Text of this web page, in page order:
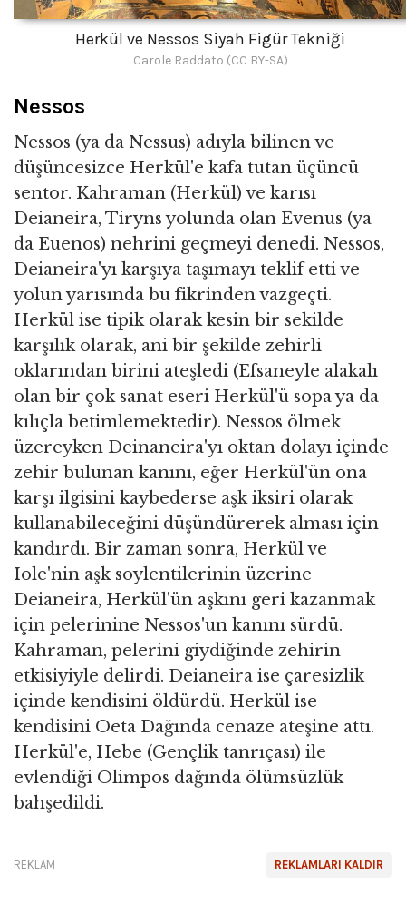
Herkül ve Nessos Siyah Figür Tekniği
Carole Raddato (CC BY-SA)
Nessos
Nessos (ya da Nessus) adıyla bilinen ve
düşüncesizce Herkül'e kafa tutan üçüncü
sentor. Kahraman (Herkül) ve karısı
Deianeira, Tiryns yolunda olan Evenus (ya
da Euenos) nehrini geçmeyi denedi. Nessos,
Deianeira'yı karşıya taşımayı teklif etti ve
yolun yarısında bu fikrinden vazgeçti.
Herkül ise tipik olarak kesin bir sekilde
karşılık olarak, ani bir şekilde zehirli
oklarından birini ateşledi (Efsaneyle alakalı
olan bir çok sanat eseri Herkül'ü sopa ya da
kılıçla betimlemektedir). Nessos ölmek
üzereyken Deinaneira'yı oktan dolayı içinde
zehir bulunan kanını, eğer Herkül'ün ona
karşı ilgisini kaybederse aşk iksiri olarak
kullanabileceğini düşündürerek alması için
kandırdı. Bir zaman sonra, Herkül ve
Iole'nin aşk soylentilerinin üzerine
Deianeira, Herkül'ün aşkını geri kazanmak
için pelerinine Nessos'un kanını sürdü.
Kahraman, pelerini giydiğinde zehirin
etkisiyiyle delirdi. Deianeira ise çaresizlik
içinde kendisini öldürdü. Herkül ise
kendisini Oeta Dağında cenaze ateşine attı.
Herkül'e, Hebe (Gençlik tanrıçası) ile
evlendiği Olimpos dağında ölümsüzlük
bahşedildi.
REKLAMLARI KALDIR
REKLAM